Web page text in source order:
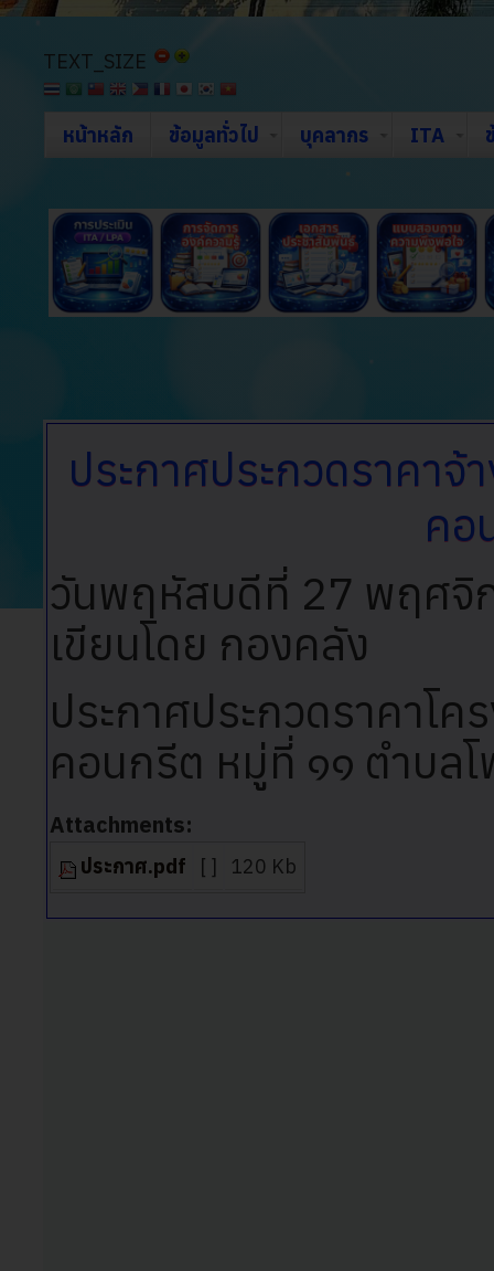
TEXT_SIZE
หน้าหลัก ข้อมูลทั่วไป บุคลากร ITA
ประกาศประกวดราคา
คอ
วันพฤหัสบดีที่ 27 พฤศจิ
เขียนโดย กองคลัง
ประกาศประกวดราคาโ
คอนกรีต หมู่ที่ ๑๑ ตำบล
Attachments:
ประกาศ.pdf [ ] 120 Kb